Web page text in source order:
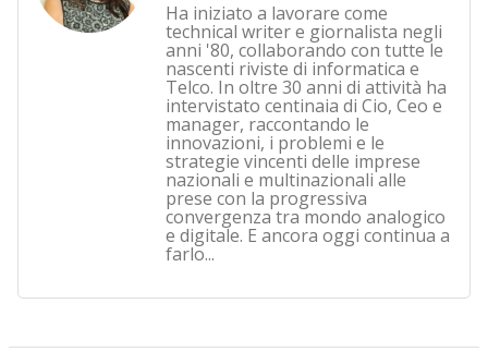
Ha iniziato a lavorare come
technical writer e giornalista negli
anni '80, collaborando con tutte le
nascenti riviste di informatica e
Telco. In oltre 30 anni di attività ha
intervistato centinaia di Cio, Ceo e
manager, raccontando le
innovazioni, i problemi e le
strategie vincenti delle imprese
nazionali e multinazionali alle
prese con la progressiva
convergenza tra mondo analogico
e digitale. E ancora oggi continua a
farlo...